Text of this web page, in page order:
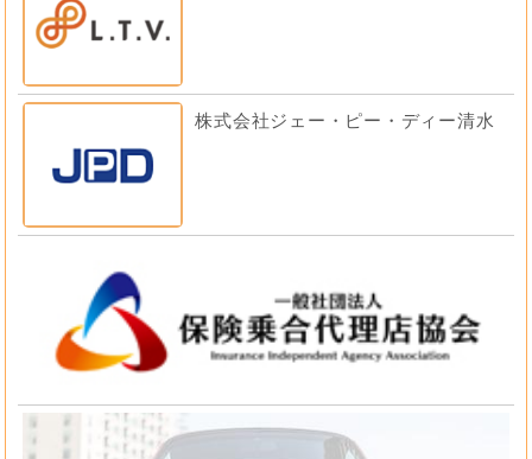
株式会社ジェー・ピー・ディー清水